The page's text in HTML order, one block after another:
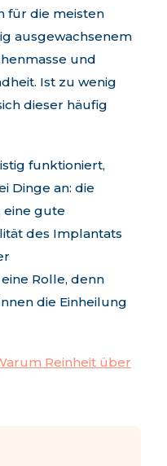
für die meisten
ausgewachsenem
und
Ist zu wenig
dieser häufig
funktioniert,
Dinge an: die
eine gute
des Implantats
Rolle, denn
die Einheilung
Reinheit über